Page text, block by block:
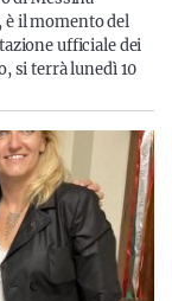
è il momento del
ufficiale dei
si terrà lunedì 10